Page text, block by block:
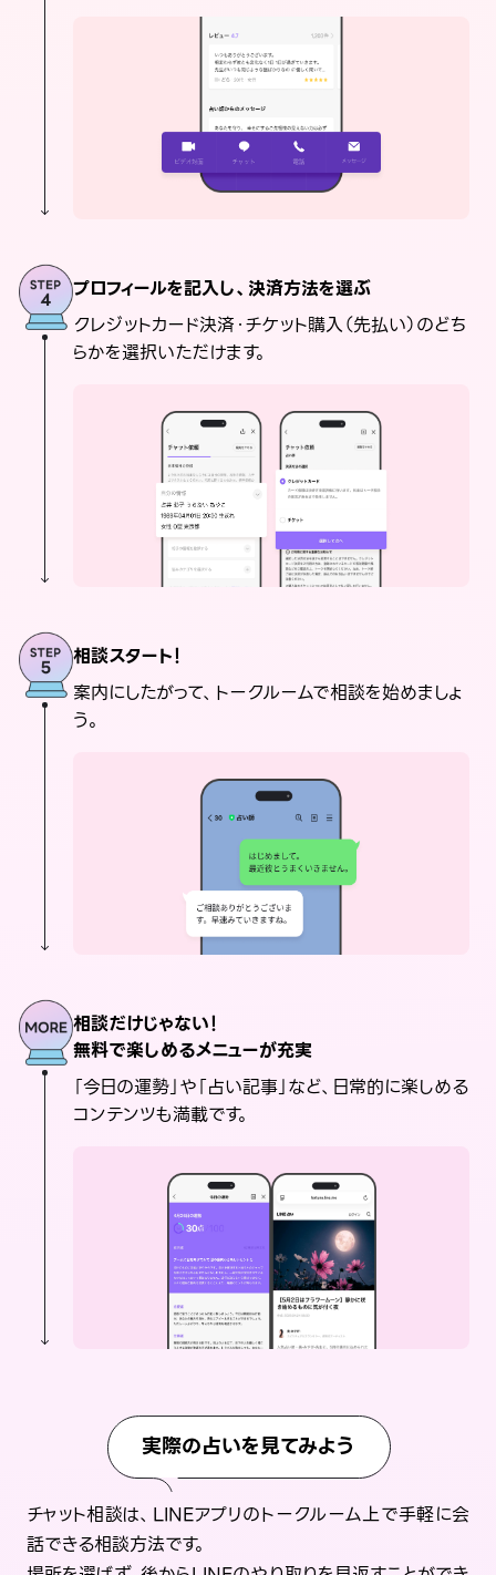
プロフィールを記入し、決済方法を選ぶ
クレジットカード決済・チケット購入（先払い）のどち
らかを選択いただけます。
相談スタート！
案内にしたがって、トークルームで相談を始めましょ
う。
相談だけじゃない！
無料で楽しめるメニューが充実
「今日の運勢」や「占い記事」など、日常的に楽しめる
コンテンツも満載です。
実際の占いを見てみよう
チャット相談は、LINEアプリのトークルーム上で手軽に会
話できる相談方法です。